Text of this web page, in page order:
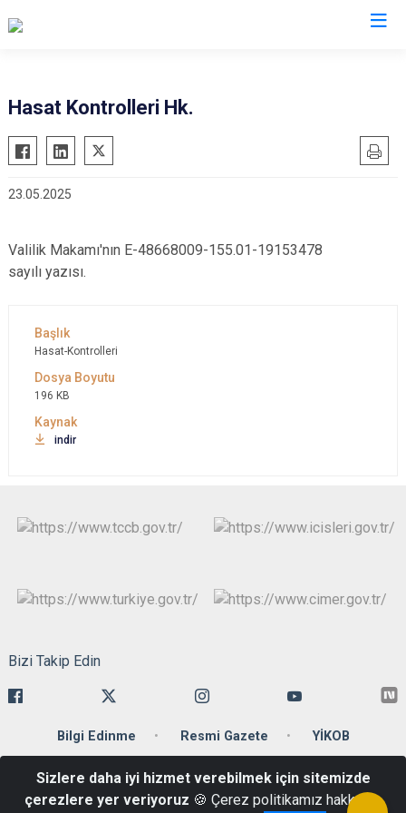
Hasat Kontrolleri Hk.
23.05.2025
Valilik Makamı'nın E-48668009-155.01-19153478
sayılı yazısı.
Hasat-Kontrolleri
196 KB
indir
Bizi Takip Edin
Bilgi Edinme Resmi Gazete YİKOB
Ankara Caddesi 34110 Cağaloğlu-Fatih/İstanbul
Sizlere daha iyi hizmet verebilmek için sitemizde
çerezlere yer veriyoruz 🍪 Çerez politikamız hakkında